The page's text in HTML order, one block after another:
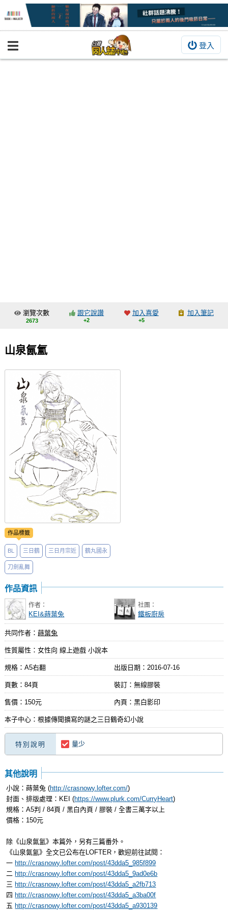
登入
BOOKY書集倉庫
交流中心
會員功能選單
會員中心
註冊會員
登入
瀏覽次數
2673
跟它說讚
+2
加入喜愛
+5
加入筆記
山泉氤氳
作品標籤
BL 三日鶴 三日月宗近 鶴丸國永
刀劍亂舞
作品資訊
作者：
KEI&蒔葉兔
社團：
鐵板廚房
共同作者：蒔葉兔
性質屬性：女性向 線上遊戲 小說本
規格：A5右翻 出版日期： 2016-07-16
頁數：84頁 裝訂：無線膠裝
售價：150元 內頁：黑白影印
本子中心：根據傳聞擴寫的謎之三日鶴奇幻小說
特別說明 量少
其他說明
小說：蒔葉兔 (http://crasnowy.lofter.com/)
封面、排版處理：KEI (https://www.plurk.com/CurryHeart)
規格：A5判 / 84頁 / 黑白內頁 / 膠裝 / 全書三萬字以上
價格：150元
除《山泉氤氳》本篇外，另有三篇番外。
《山泉氤氳》全文已公布在LOFTER，歡迎前往試閱：
一 http://crasnowy.lofter.com/post/43dda5_985f899
二 http://crasnowy.lofter.com/post/43dda5_9ad0e6b
三 http://crasnowy.lofter.com/post/43dda5_a2fb713
四 http://crasnowy.lofter.com/post/43dda5_a3ba00f
五 http://crasnowy.lofter.com/post/43dda5_a930139